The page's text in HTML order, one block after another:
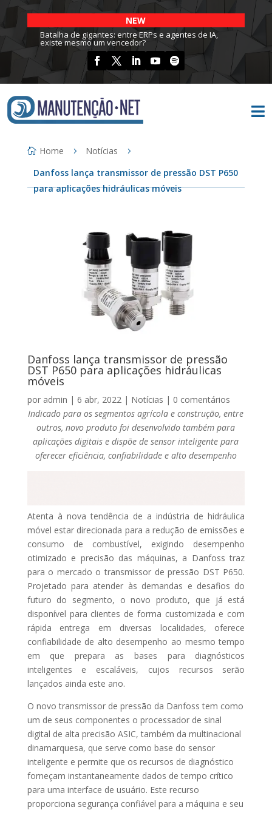
NEW
Batalha de gigantes: entre ERPs e agentes de IA,
existe mesmo um vencedor?

Home
Notícias
Danfoss lança transmissor de pressão DST P650
para aplicações hidráulicas móveis
Danfoss lança transmissor de pressão
DST P650 para aplicações hidráulicas
móveis
por admin | 6 abr, 2022| Notícias | 0 comentários
Indicado para os segmentos agrícola e construção, entre
outros, novo produto foi desenvolvido também para
aplicações digitais e dispõe de sensor inteligente para
oferecer eficiência, confiabilidade e alto desempenho
Atenta à nova tendência de a indústria de hidráulica
móvel estar direcionada para a redução de emissões e
consumo de combustível, exigindo desempenho
otimizado e precisão das máquinas, a Danfoss traz
para o mercado o transmissor de pressão DST P650.
Projetado para atender às demandas e desafios do
futuro do segmento, o novo produto, que já está
disponível para clientes de forma customizada e com
rápida entrega em diversas localidades, oferece
confiabilidade de alto desempenho ao mesmo tempo
em que prepara as bases para diagnósticos
inteligentes e escaláveis, cujos recursos serão
lançados ainda este ano.
O novo transmissor de pressão da Danfoss tem como
um de seus componentes o processador de sinal
digital de alta precisão ASIC, também da multinacional
dinamarquesa, que serve como base do sensor
inteligente e permite que os recursos de diagnóstico
forneçam instantaneamente dados de tempo crítico
para uma interface de usuário. Este recurso
proporciona segurança confiável para a máquina e seu